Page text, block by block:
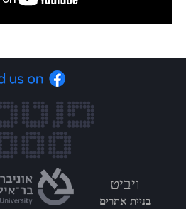
ויביט
בניית אתרים